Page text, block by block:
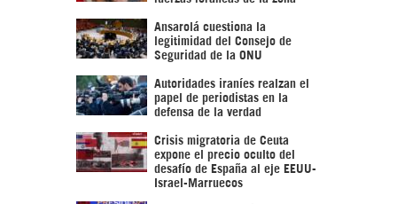
Ansarolá cuestiona la
legitimidad del Consejo de
Seguridad de la ONU
Autoridades iraníes realzan el
papel de periodistas en la
defensa de la verdad
Crisis migratoria de Ceuta
expone el precio oculto del
desafío de España al eje EEUU-
Israel-Marruecos